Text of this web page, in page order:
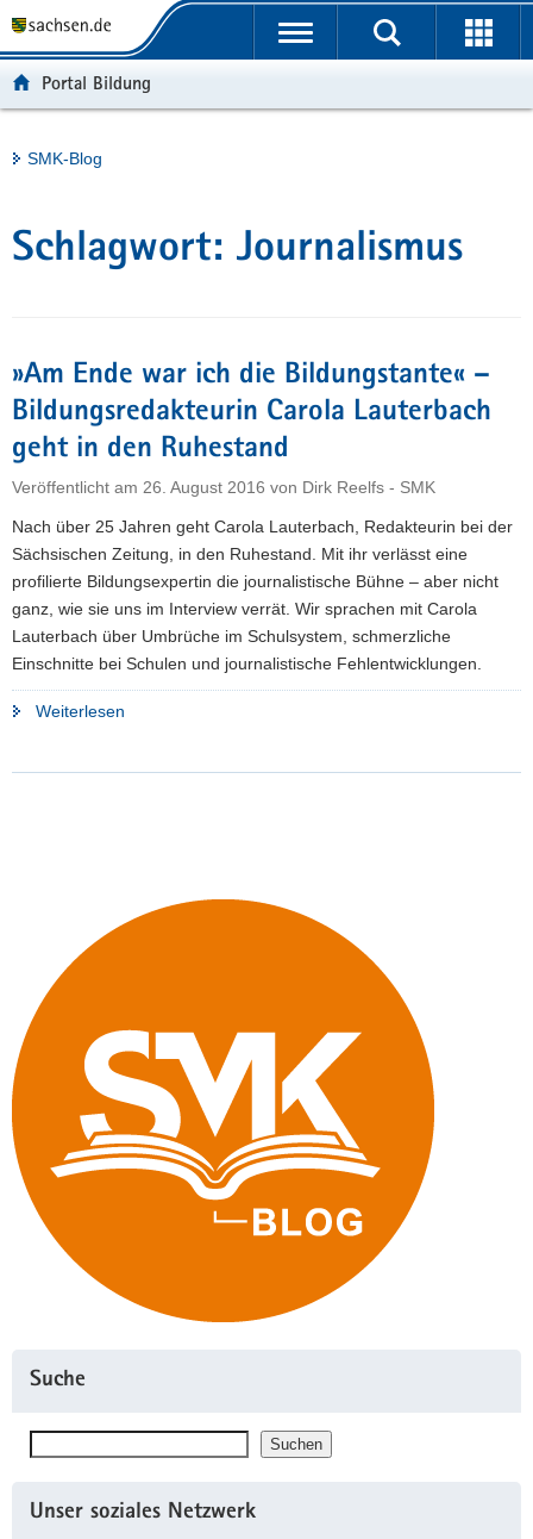
t
e
r
f
e
n
N
a
v
i
g
a
t
n
u
h
a
e
v
e
Portalübergreifende
Portal Bildung
Hauptinhalt
SMK-Blog
Schlagwort: Journalismus
»Am Ende war ich die Bildungstante« –
Bildungsredakteurin Carola Lauterbach
geht in den Ruhestand
Veröffentlicht am 26. August 2016 von Dirk Reelfs - SMK
Nach über 25 Jahren geht Carola Lauterbach, Redakteurin bei der
Sächsischen Zeitung, in den Ruhestand. Mit ihr verlässt eine
profilierte Bildungsexpertin die journalistische Bühne – aber nicht
ganz, wie sie uns im Interview verrät. Wir sprachen mit Carola
Lauterbach über Umbrüche im Schulsystem, schmerzliche
Einschnitte bei Schulen und journalistische Fehlentwicklungen.
Weiterlesen
Bildungsredakteurin
Carola
den
Ruhestand"
Suche
Suchen Suchen
Unser soziales Netzwerk